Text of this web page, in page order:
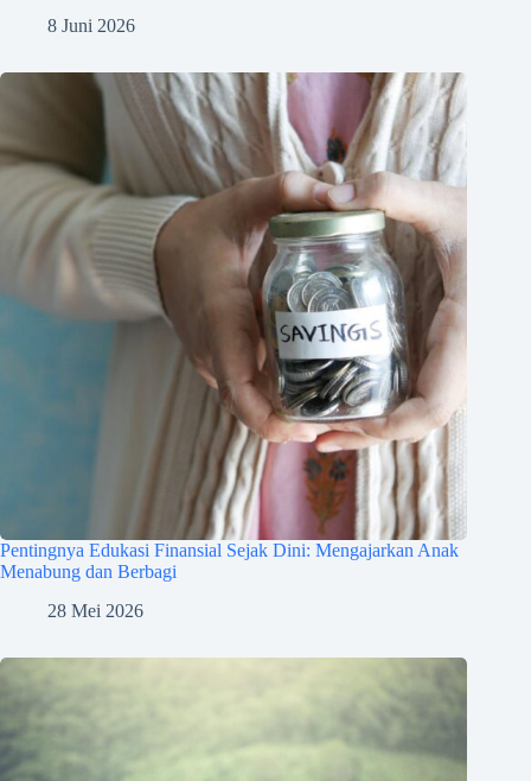
8 Juni 2026
Pentingnya Edukasi Finansial Sejak Dini: Mengajarkan Anak
Menabung dan Berbagi
28 Mei 2026